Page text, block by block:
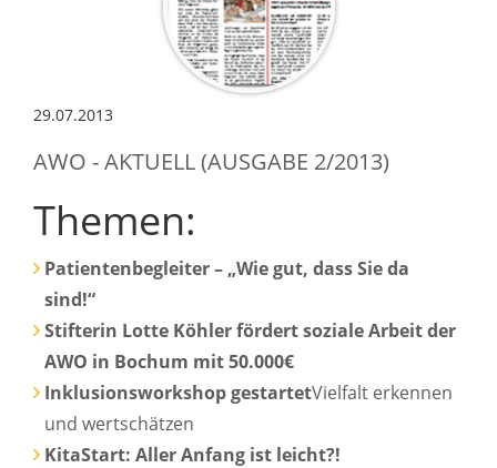
29.07.2013
AWO - AKTUELL (AUSGABE 2/2013)
Themen:
Patientenbegleiter – „Wie gut, dass Sie da
sind!“
Stifterin Lotte Köhler fördert soziale Arbeit der
AWO in Bochum mit 50.000€
Inklusionsworkshop gestartetVielfalt erkennen
und wertschätzen
KitaStart: Aller Anfang ist leicht?!